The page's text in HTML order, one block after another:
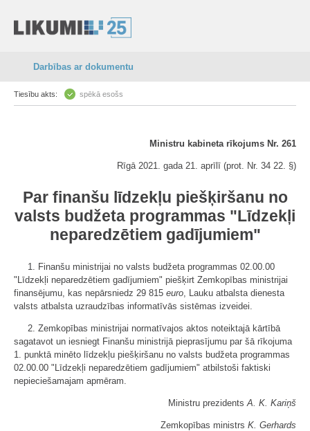
Darbības ar dokumentu
Tiesību akts: spēkā esošs
Ministru kabineta rīkojums Nr. 261
Rīgā 2021. gada 21. aprīlī (prot. Nr. 34 22. §)
Par finanšu līdzekļu piešķiršanu no
valsts budžeta programmas "Līdzekļi
neparedzētiem gadījumiem"
1. Finanšu ministrijai no valsts budžeta programmas 02.00.00
"Līdzekļi neparedzētiem gadījumiem" piešķirt Zemkopības ministrijai
finansējumu, kas nepārsniedz 29 815 euro, Lauku atbalsta dienesta
valsts atbalsta uzraudzības informatīvās sistēmas izveidei.
2. Zemkopības ministrijai normatīvajos aktos noteiktajā kārtībā
sagatavot un iesniegt Finanšu ministrijā pieprasījumu par šā rīkojuma
1. punktā minēto līdzekļu piešķiršanu no valsts budžeta programmas
02.00.00 "Līdzekļi neparedzētiem gadījumiem" atbilstoši faktiski
nepieciešamajam apmēram.
Ministru prezidentsA. K. Kariņš
Zemkopības ministrs K. Gerhards